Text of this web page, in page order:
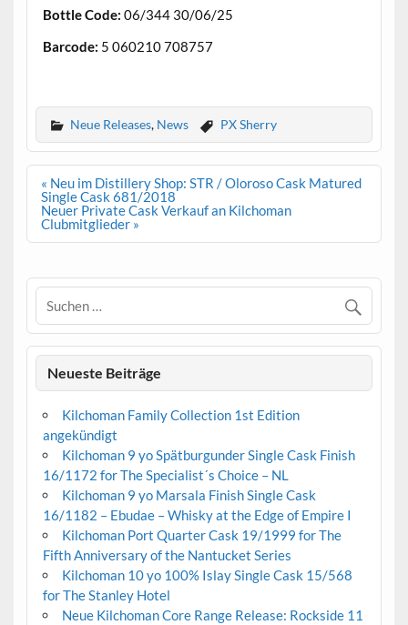
Bottle Code: 06/344 30/06/25
Barcode: 5 060210 708757
Neue Releases, News PX Sherry
Beitrags-
Navigation
« Neu im Distillery Shop: STR / Oloroso Cask Matured
Single Cask 681/2018
Neuer Private Cask Verkauf an Kilchoman
Clubmitglieder »
Neueste Beiträge
Kilchoman Family Collection 1st Edition
angekündigt
Kilchoman 9 yo Spätburgunder Single Cask Finish
16/1172 for The Specialist´s Choice – NL
Kilchoman 9 yo Marsala Finish Single Cask
16/1182 – Ebudae – Whisky at the Edge of Empire I
Kilchoman Port Quarter Cask 19/1999 for The
Fifth Anniversary of the Nantucket Series
Kilchoman 10 yo 100% Islay Single Cask 15/568
for The Stanley Hotel
Neue Kilchoman Core Range Release: Rockside 11